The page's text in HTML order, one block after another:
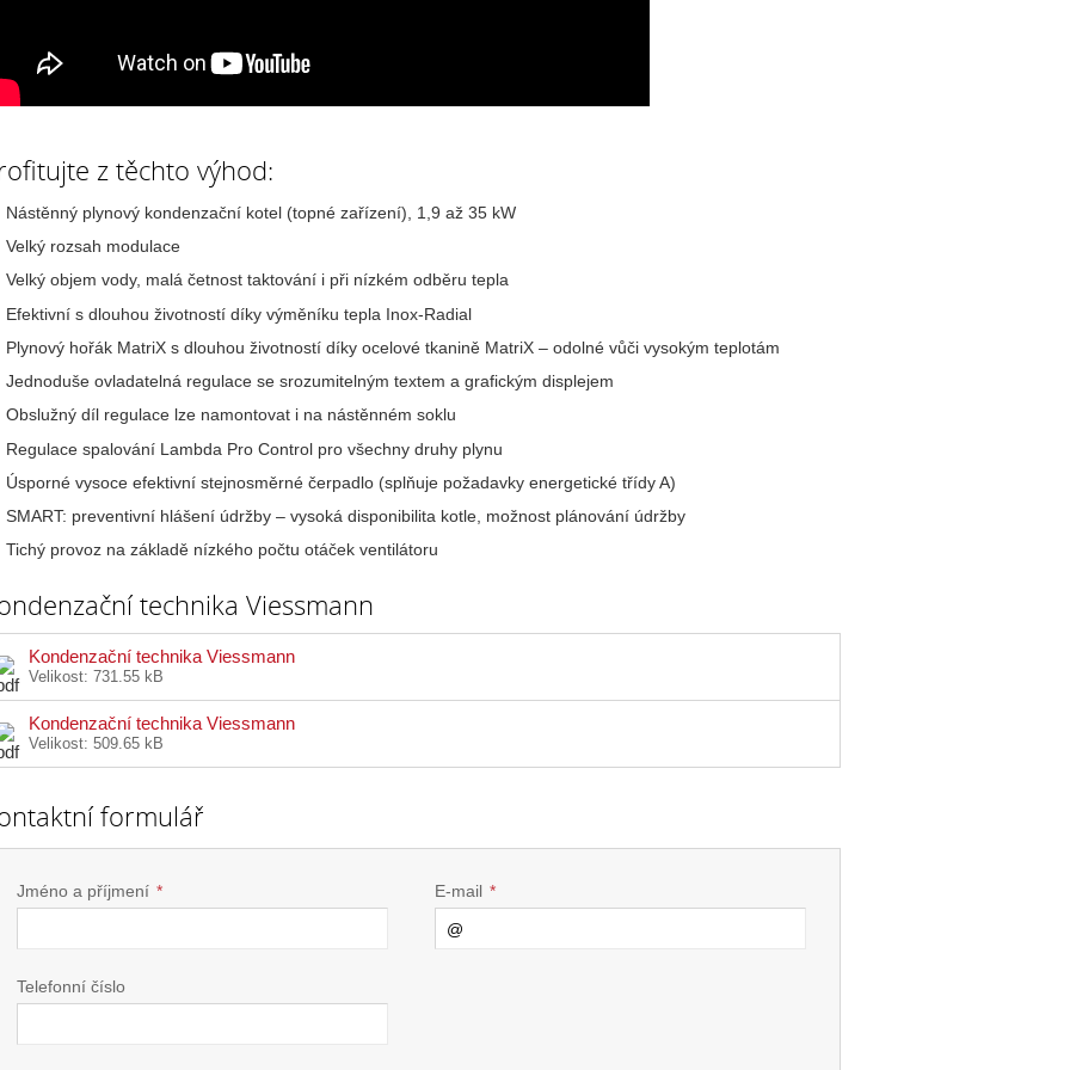
z těchto výhod:
Nástěnný plynový kondenzační kotel (topné zařízení), 1,9 až 35 kW
Velký rozsah modulace
Velký objem vody, malá četnost taktování i při nízkém odběru tepla
Efektivní s dlouhou životností díky výměníku tepla Inox-Radial
Plynový hořák MatriX s dlouhou životností díky ocelové tkanině MatriX – odolné vůči vysokým teplotám
Jednoduše ovladatelná regulace se srozumitelným textem a grafickým displejem
Obslužný díl regulace lze namontovat i na nástěnném soklu
Regulace spalování Lambda Pro Control pro všechny druhy plynu
Úsporné vysoce efektivní stejnosměrné čerpadlo (splňuje požadavky energetické třídy A)
SMART: preventivní hlášení údržby – vysoká disponibilita kotle, možnost plánování údržby
Tichý provoz na základě nízkého počtu otáček ventilátoru
technika Viessmann
Kondenzační technika Viessmann
Velikost: 731.55 kB
Kondenzační technika Viessmann
Velikost: 509.65 kB
formulář
Jméno a příjmení * E-mail *
Telefonní číslo